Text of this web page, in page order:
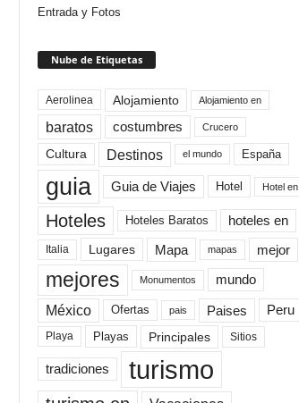
Entrada y Fotos
Nube de Etiquetas
Aerolinea Alojamiento Alojamiento en
baratos costumbres Crucero
Cultura Destinos el mundo España
guia Guia de Viajes Hotel Hotel en
Hoteles Hoteles Baratos hoteles en
Italia Lugares Mapa mapas mejor
mejores Monumentos mundo
México Ofertas pais Paises Peru
Playa Playas Principales Sitios
tradiciones turismo